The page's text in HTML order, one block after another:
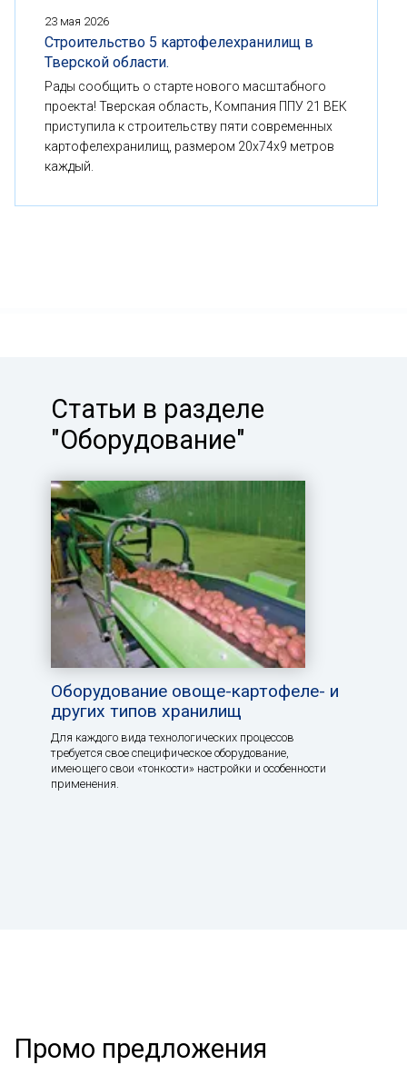
23 мая 2026
Строительство 5 картофелехранилищ в
Тверской области.
Рады сообщить о старте нового масштабного
проекта! Тверская область, Компания ППУ 21 ВЕК
приступила к строительству пяти современных
картофелехранилищ, размером 20x74x9 метров
каждый.
Статьи в разделе
"Оборудование"
Оборудование овоще-картофеле- и
других типов хранилищ
Для каждого вида технологических процессов
требуется свое специфическое оборудование,
имеющего свои «тонкости» настройки и особенности
применения.
Промо предложения